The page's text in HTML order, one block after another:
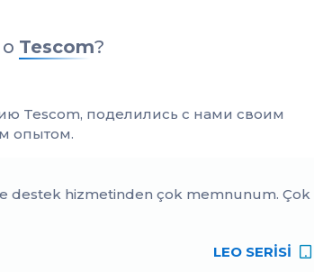
Tescom?
Tescom, поделились с нами своим
опытом.
destek hizmetinden çok memnunum. Çok
LEO SERİSİ